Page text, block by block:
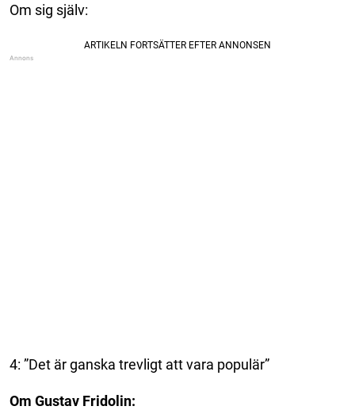
Om sig själv:
4: ”Det är ganska trevligt att vara populär”
Om Gustav Fridolin: